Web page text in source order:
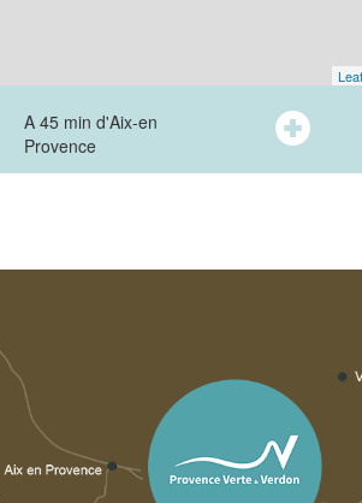
A 45 min d'Aix-en
Provence